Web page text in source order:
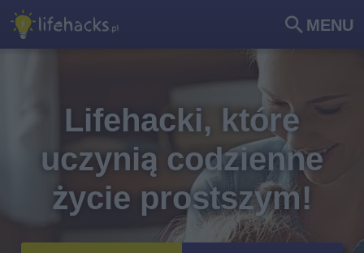
MENU
Szu
Lifehacki, które
uczynią codzienne
życie prostszym!